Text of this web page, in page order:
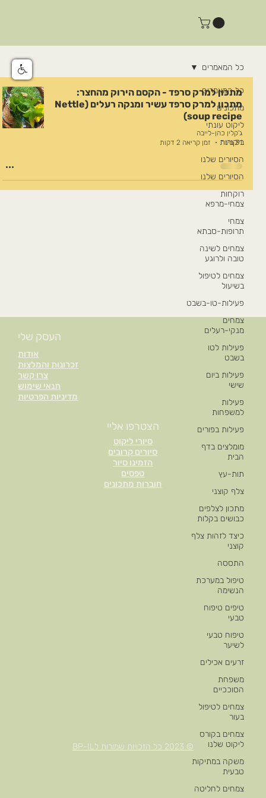
כל המאמרים
מתכונים
ליקוט עונתי
ביקורות
הסיורים שלנו
הסיורים שלנו
רוקחות
צמחי-מרפא
צמחי
תרופות-סבתא
צמחים לשינה
טובה ולרוגע
צמחים לטיפול
בשיעול
פעילות-טו-בשבט
צמחים
מנקי-רעלים
פעילות לטו
בשבט
פעילות ביום
שישי
פעילות
למשפחות
פעילות בפורים
מומלצים בדף
הבית
תות-עץ
צלף קוצני
מתכון לצלפים
כבושים בקלות
כיצד לזהות צלף
קוצני
התססה
טיפול במערכת
הנשימה
טיפים טיפוח
טבעי
טיפוח טבעי
לשיער
זרעים אכילים
משפחת
הסוככיים
צמחים לטיפול
בעור
צמחים בקורס
ליקוט שלנו
משקה במתיקות
טבעית
צמחים לחליטה
כל המאמרים
מתכון למרק סרפד - הקסם הירוק מהחצר:
מתכון למרק סרפד עשיר ומנקה רעלים (Nettle
soup recipe)
ג'קלין כהן-לייבה
31 בינו׳
זמן קריאה 2 דקות
אודות
זכרונות והמלצות
צרו קשר
תנאי שימוש
מדיניות הפרטיות
העסק שלי
סיורי ליקוט
סיורים קרובים
הזמינו סיור
טפסים
חוברות מתכונים
הצטרפו אליי
© 2023 כל הזכויות שמורות לBP-IL